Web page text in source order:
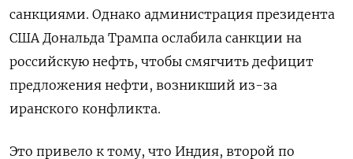
санкциями. Однако администрация президента
США Дональда Трампа ослабила санкции на
российскую нефть, чтобы смягчить дефицит
предложения нефти, возникший из-за
иранского конфликта.
Это привело к тому, что Индия, второй по